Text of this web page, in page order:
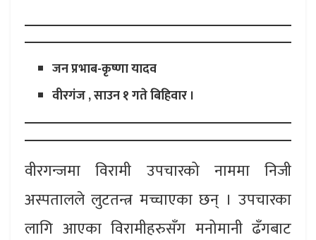
जन प्रभाब-कृष्णा यादव
वीरगंज , साउन १ गते बिहिवार ।
वीरगन्जमा विरामी उपचारको नाममा निजी
अस्पतालले लुटतन्त्र मच्चाएका छन् । उपचारका
लागि आएका विरामीहरुसँग मनोमानी ढँगबाट